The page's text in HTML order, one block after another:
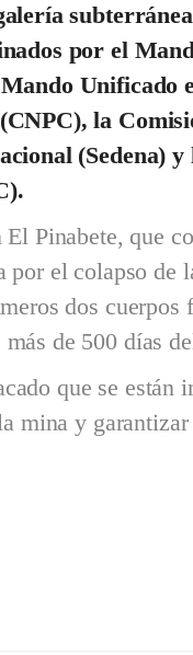
por el
la
(Sedena)
Pinabete, que
por el colapso de
dos cuerpos
de 500 días
que se están
mina y